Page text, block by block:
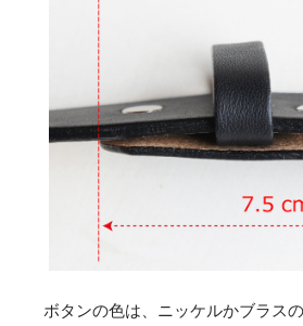
ボタンの色は、ニッケルかブラス